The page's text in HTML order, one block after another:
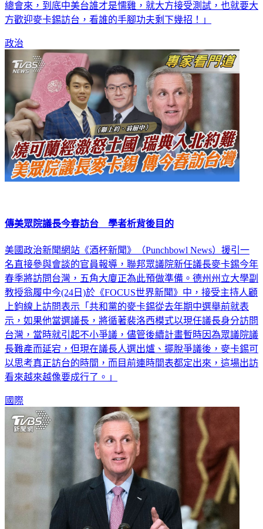
總會來，到底中美台誰才是懦雞，就大方接受測試，也就要大
方歡迎麥卡錫訪台，看誰的手腳功夫剩下幾招！」
政治
傳美眾院議長今春訪台 學者析背後目的
美國政治新聞網站《酒杯新聞》（Punchbowl News）援引一
名直接參與會談的官員報導，聯邦眾議院新任議長麥卡錫今年
春季將訪問台灣，五角大廈正為此預做準備。德州州立大學副
教授翁履中今(24日)於《FOCUS世界新聞》中，接受主持人顧
上鈞線上訪問表示「共和黨的麥卡錫從去年期中選舉前就表
示，如果他當選議長，將循著裴洛西模式以現任議長身分訪問
台灣，當時就引起不小爭議，儘管後續計畫暫時因為眾議院議
長難產而延宕，但現在議長人選出爐、擺脫爭議後，麥卡錫可
以思考真正訪台的時間，而目前連時間表都定出來，這場出訪
看來越來越像要成行了。」
國際